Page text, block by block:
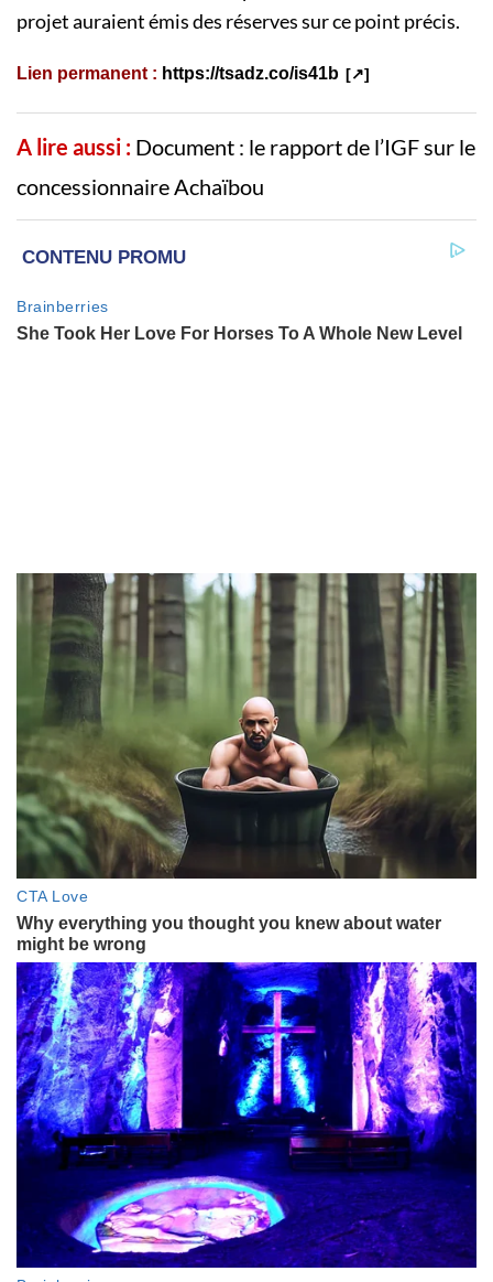
projet auraient émis des réserves sur ce point précis.
Lien permanent : https://tsadz.co/is41b
A lire aussi : Document : le rapport de l’IGF sur le
concessionnaire Achaïbou